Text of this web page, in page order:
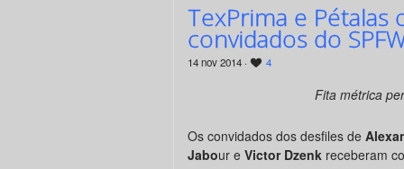
TexPrima e
convidados do
14 nov 2014 · 4
Fita métrica
Os convidados dos desfiles de
Jabour e Victor Dzenk receberam